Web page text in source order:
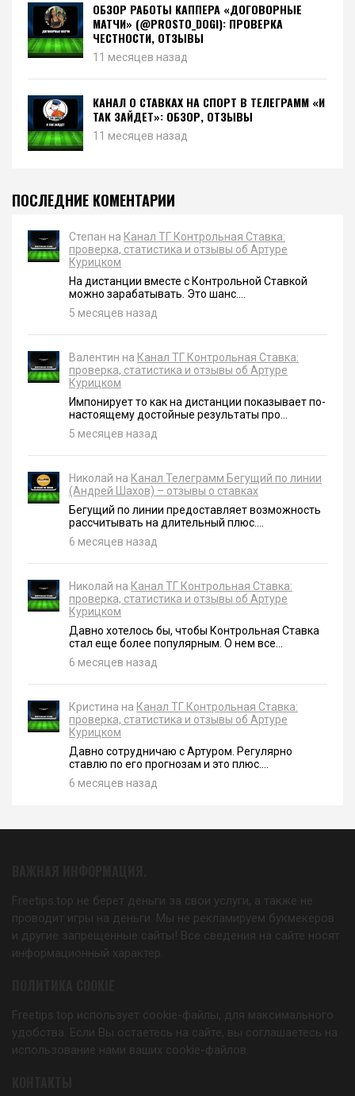
ОБЗОР РАБОТЫ КАППЕРА «ДОГОВОРНЫЕ
МАТЧИ» (@PROSTO_DOGI): ПРОВЕРКА
ЧЕСТНОСТИ, ОТЗЫВЫ
11 месяцев назад
КАНАЛ О СТАВКАХ НА СПОРТ В ТЕЛЕГРАММ «И
ТАК ЗАЙДЕТ»: ОБЗОР, ОТЗЫВЫ
11 месяцев назад
ПОСЛЕДНИЕ КОМЕНТАРИИ
Степан на Канал ТГ Контрольная Ставка:
проверка, статистика и отзывы об Артуре
Курицком
На дистанции вместе с Контрольной Ставкой
можно зарабатывать. Это шанс....
5 месяцев назад
Валентин на Канал ТГ Контрольная Ставка:
проверка, статистика и отзывы об Артуре
Курицком
Импонирует то как на дистанции показывает по-
настоящему достойные результаты про...
5 месяцев назад
Николай на Канал Телеграмм Бегущий по линии
(Андрей Шахов) – отзывы о ставках
Бегущий по линии предоставляет возможность
рассчитывать на длительный плюс....
6 месяцев назад
Николай на Канал ТГ Контрольная Ставка:
проверка, статистика и отзывы об Артуре
Курицком
Давно хотелось бы, чтобы Контрольная Ставка
стал еще более популярным. О нем все...
6 месяцев назад
Кристина на Канал ТГ Контрольная Ставка:
проверка, статистика и отзывы об Артуре
Курицком
Давно сотрудничаю с Артуром. Регулярно
ставлю по его прогнозам и это плюс....
6 месяцев назад
Freetips.top не берет деньги за свои услуги, а также не
проводит игры на деньги. Мы не рекламируем букмекеров
и другие запрещенные сайты! Все сведения на сайте носят
информационный характер.
Freetips.top использует cookie-файлы, для максимального
удобства. Если Вы остаетесь на сайте, вы соглашаетесь на
использование нами ваших cookie-файлов.